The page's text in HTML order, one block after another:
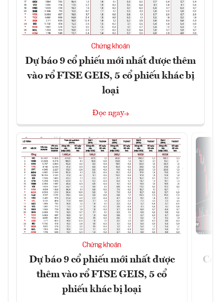
Chứng khoán
Dự báo 9 cổ phiếu mới nhất được thêm
vào rổ FTSE GEIS, 5 cổ phiếu khác bị
loại
Đọc ngay
Chứng khoán
Dự báo 9 cổ phiếu mới nhất được
thêm vào rổ FTSE GEIS, 5 cổ
phiếu khác bị loại
Có